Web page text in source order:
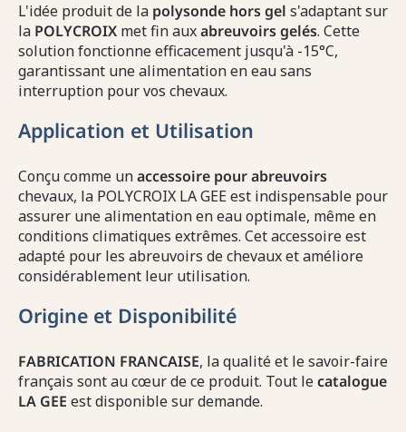
L'idée produit de la polysonde hors gel s'adaptant sur
la POLYCROIX met fin auxabreuvoirs gelés. Cette
solution fonctionne efficacement jusqu'à -15°C,
garantissant une alimentation en eau sans
interruption pour vos chevaux.
Application et Utilisation
Conçu comme unaccessoire pour abreuvoirs
chevaux, la POLYCROIX LA GEE est indispensable pour
assurer une alimentation en eau optimale, même en
conditions climatiques extrêmes. Cet accessoire est
adapté pour les abreuvoirs de chevaux et améliore
considérablement leur utilisation.
Origine et Disponibilité
FABRICATION FRANCAISE, la qualité et le savoir-faire
français sont au cœur de ce produit. Tout lecatalogue
LA GEE est disponible sur demande.